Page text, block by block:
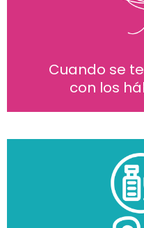
Cuando se
con los